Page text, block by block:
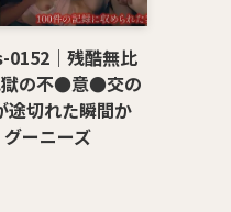
0152｜残酷無比
獄の不●意●交の
途切れた瞬間か
ーニーズ